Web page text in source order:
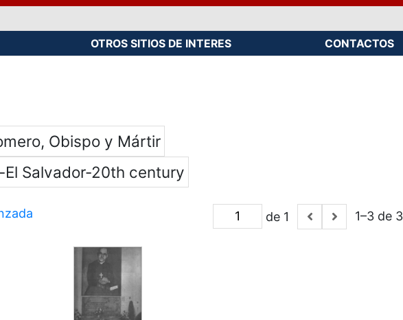
OTROS SITIOS DE INTERES CONTACTOS
Obispo y Mártir
Salvador-20th century
de 1 1–3 de 3